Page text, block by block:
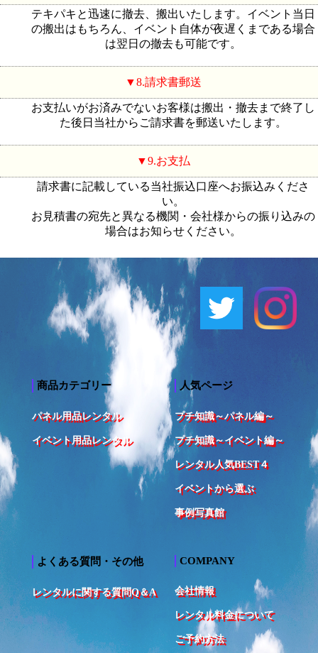
テキパキと迅速に撤去、搬出いたします。イベント当日
の搬出はもちろん、イベント自体が夜遅くまである場合
は翌日の撤去も可能です。
8.請求書郵送
お支払いがお済みでないお客様は搬出・撤去まで終了し
た後日当社からご請求書を郵送いたします。
9.お支払
請求書に記載している当社振込口座へお振込みくださ
い。
お見積書の宛先と異なる機関・会社様からの振り込みの
場合はお知らせください。
商品カテゴリー
パネル用品レンタル
イベント用品レンタル
人気ページ
プチ知識～パネル編～
プチ知識～イベント編～
レンタル人気BEST４
イベントから選ぶ
事例写真館
よくある質問・その他
レンタルに関する質問Q＆A
COMPANY
会社情報
レンタル料金について
ご予約方法